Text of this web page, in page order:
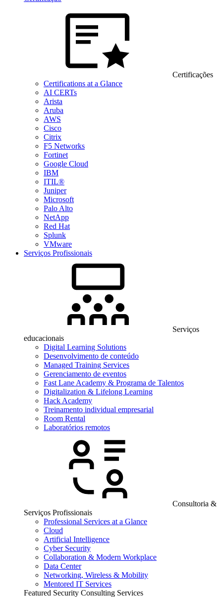
Certificações
Certifications at a Glance
AI CERTs
Arista
Aruba
AWS
Cisco
Citrix
F5 Networks
Fortinet
Google Cloud
IBM
ITIL®
Juniper
Microsoft
Palo Alto
NetApp
Red Hat
Splunk
VMware
Serviços Profissionais
Serviços
educacionais
Digital Learning Solutions
Desenvolvimento de conteúdo
Managed Training Services
Gerenciamento de eventos
Fast Lane Academy & Programa de Talentos
Digitalization & Lifelong Learning
Hack Academy
Treinamento individual empresarial
Room Rental
Laboratórios remotos
Consultoria &
Serviços Profissionais
Professional Services at a Glance
Cloud
Artificial Intelligence
Cyber Security
Collaboration & Modern Workplace
Data Center
Networking, Wireless & Mobility
Mentored IT Services
Featured Security Consulting Services